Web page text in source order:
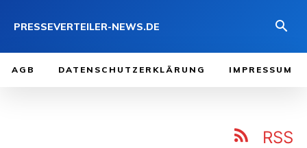
PRESSEVERTEILER-NEWS.DE
AGB DATENSCHUTZERKLÄRUNG IMPRESSUM
RSS